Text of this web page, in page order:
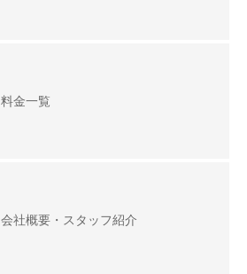
料金一覧
会社概要・スタッフ紹介